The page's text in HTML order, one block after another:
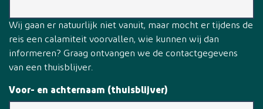
Wij gaan er natuurlijk niet vanuit, maar mocht er tijdens de
reis een calamiteit voorvallen, wie kunnen wij dan
informeren? Graag ontvangen we de contactgegevens
van een thuisblijver.
Voor- en achternaam (thuisblijver)